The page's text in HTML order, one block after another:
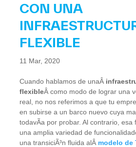
CON UNA
FLEXIBLE
11 Mar, 2020
Cuando hablamos de unaÂ
flexibleÂ como modo de lograr una
real, no nos referimos a que tu
en subirse a un barco nuevo cuya
todavÃ­a por probar. Al contrario, esa
una amplia variedad de
una transiciÃ³n fluida alÂ modelo de